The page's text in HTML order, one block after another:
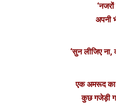
‘नजरों
अपनी
‘सुन लीजिए ना,
एक अमरूद का
कुछ गजेड़ी